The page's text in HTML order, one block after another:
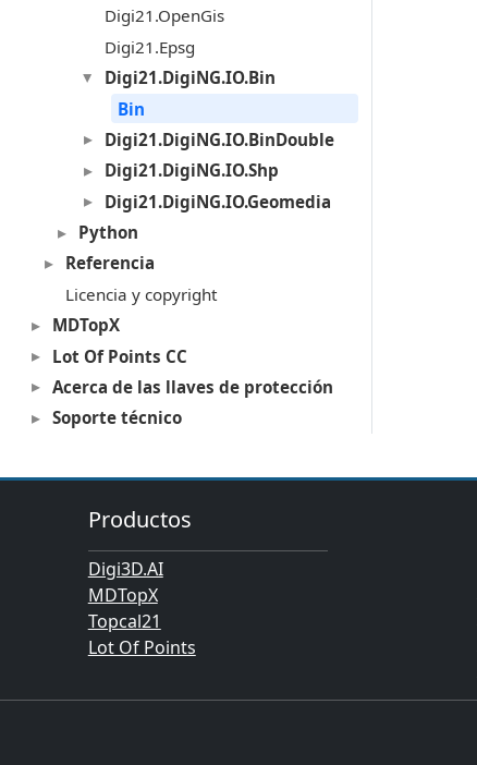
Digi21.OpenGis
Digi21.Epsg
Digi21.DigiNG.IO.Bin
Bin
Digi21.DigiNG.IO.BinDouble
Digi21.DigiNG.IO.Shp
Digi21.DigiNG.IO.Geomedia
Python
Referencia
Licencia y copyright
MDTopX
Lot Of Points CC
Acerca de las llaves de protección
Soporte técnico
Productos
Digi3D.AI
MDTopX
Topcal21
Lot Of Points